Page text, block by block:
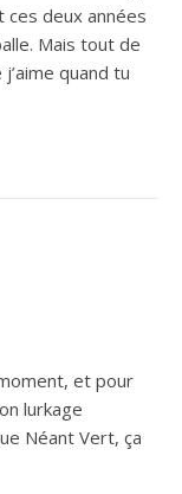
deux années
Mais tout de
quand tu
et pour
lurkage
Néant Vert, ça